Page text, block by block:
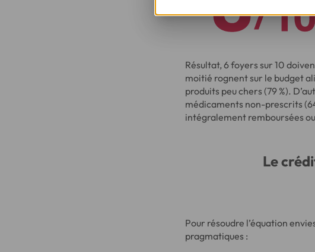
Résultat, 6 foyers sur 10
moitié rognent sur le budget
produits peu chers (79 %).
médicaments non-prescrits
intégralement remboursées
Le
Pour résoudre l’équation
pragmatiques :